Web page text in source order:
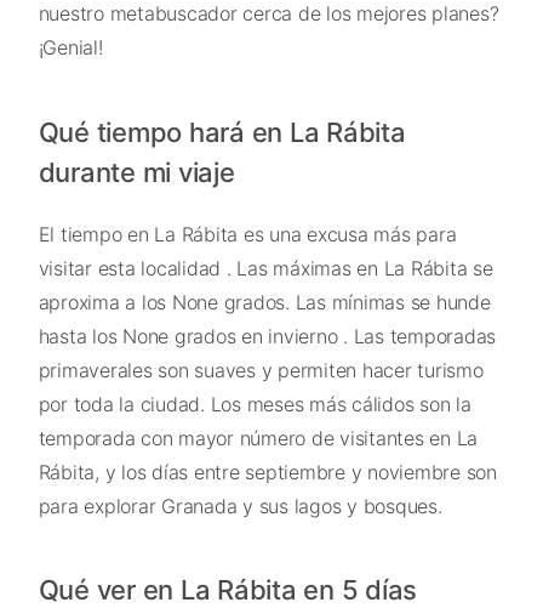
nuestro metabuscador cerca de los mejores planes?
¡Genial!
Qué tiempo hará en La Rábita
durante mi viaje
El tiempo en La Rábita es una excusa más para
visitar esta localidad . Las máximas en La Rábita se
aproxima a los None grados. Las mínimas se hunde
hasta los None grados en invierno . Las temporadas
primaverales son suaves y permiten hacer turismo
por toda la ciudad. Los meses más cálidos son la
temporada con mayor número de visitantes en La
Rábita, y los días entre septiembre y noviembre son
para explorar Granada y sus lagos y bosques.
Qué ver en La Rábita en 5 días